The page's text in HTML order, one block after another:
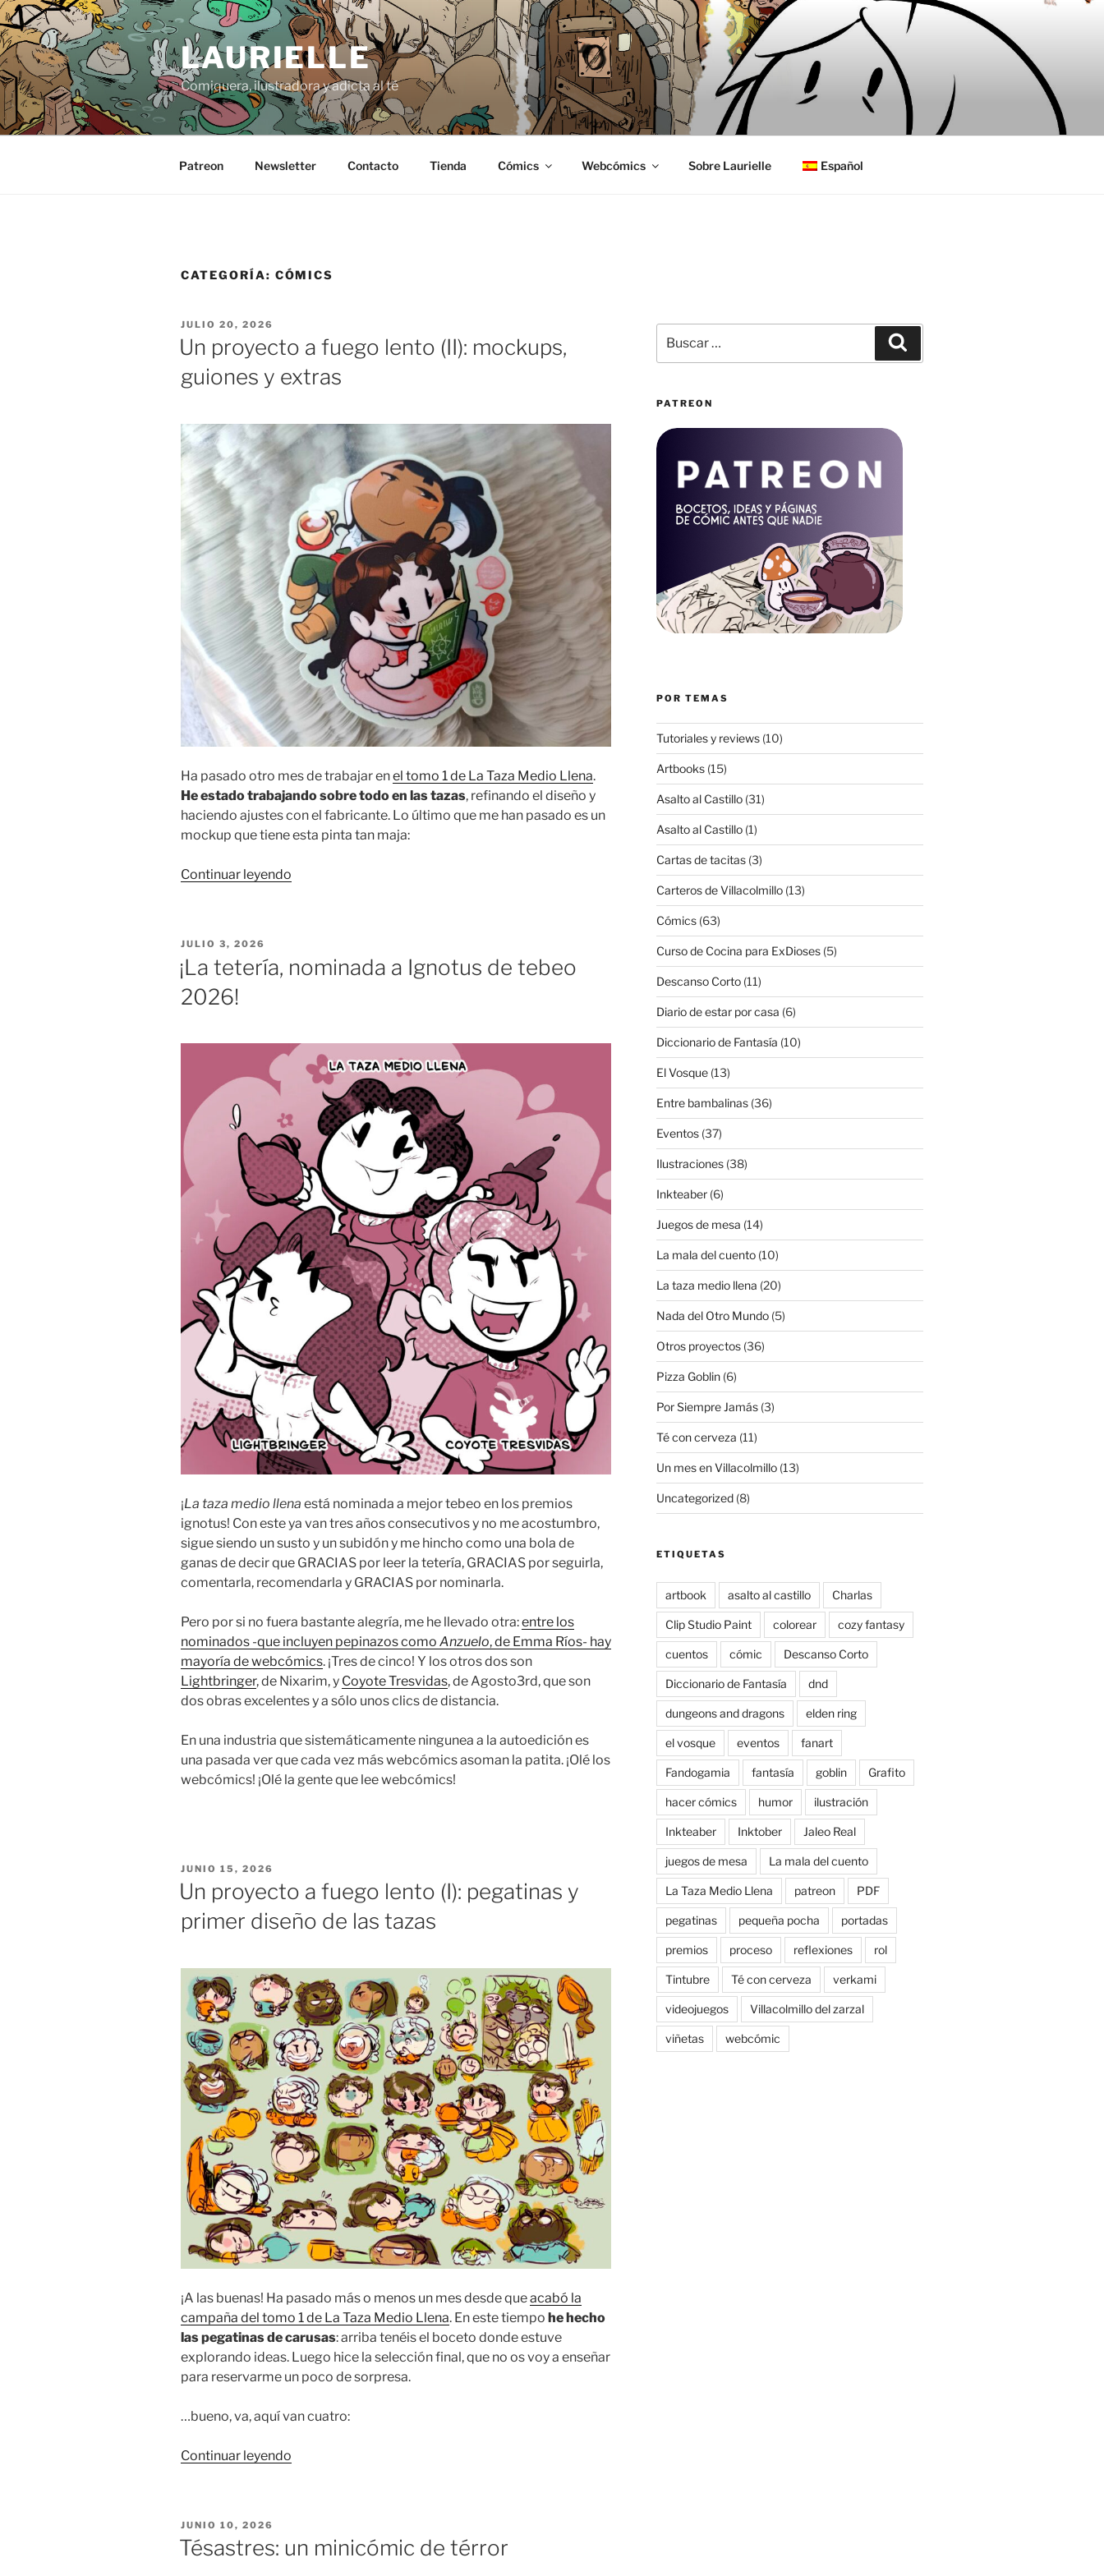
Saltar
al
contenido
LAURIELLE
Comiquera, ilustradora y adicta al té
Patreon Newsletter Contacto Tienda Cómics Webcómics Sobre Laurielle Español
CATEGORÍA: CÓMICS
PUBLICADO
EL
JULIO 20, 2026
Un proyecto a fuego lento (II): mockups,
guiones y extras
Ha pasado otro mes de trabajar enel tomo 1 de La Taza Medio Llena.
He estado trabajando sobre todo en las tazas, refinando el diseño y
haciendo ajustes con el fabricante. Lo último que me han pasado es un
mockup que tiene esta pinta tan maja:
Continuar leyendo
(II):
extras»
PUBLICADO
EL
JULIO 3, 2026
¡La tetería, nominada a Ignotus de tebeo
2026!
¡La taza medio llena está nominada a mejor tebeo en los premios
ignotus! Con este ya van tres años consecutivos y no me acostumbro,
sigue siendo un susto y un subidón y me hincho como una bola de
ganas de decir que GRACIAS por leer la tetería, GRACIAS por seguirla,
comentarla, recomendarla y GRACIAS por nominarla.
Pero por si no fuera bastante alegría, me he llevado otra:entre los
nominados -que incluyen pepinazos como Anzuelo, de Emma Ríos- hay
mayoría de webcómics. ¡Tres de cinco! Y los otros dos son
Lightbringer, de Nixarim, y Coyote Tresvidas, de Agosto3rd, que son
dos obras excelentes y a sólo unos clics de distancia.
En una industria que sistemáticamente ningunea a la autoedición es
una pasada ver que cada vez más webcómics asoman la patita. ¡Olé los
webcómics! ¡Olé la gente que lee webcómics!
PUBLICADO
EL
JUNIO 15, 2026
Un proyecto a fuego lento (I): pegatinas y
primer diseño de las tazas
¡A las buenas! Ha pasado más o menos un mes desde queacabó la
campaña del tomo 1 de La Taza Medio Llena. En este tiempo he hecho
las pegatinas de carusas: arriba tenéis el boceto donde estuve
explorando ideas. Luego hice la selección final, que no os voy a enseñar
para reservarme un poco de sorpresa.
…bueno, va, aquí van cuatro:
Continuar leyendo
(I):
PUBLICADO
EL
JUNIO 10, 2026
Tésastres: un minicómic de térror
por:
PATREON
POR TEMAS
Tutoriales y reviews(10)
Artbooks(15)
Asalto al Castillo(31)
Asalto al Castillo(1)
Cartas de tacitas(3)
Carteros de Villacolmillo(13)
Cómics(63)
Curso de Cocina para ExDioses(5)
Descanso Corto(11)
Diario de estar por casa (6)
Diccionario de Fantasía (10)
El Vosque(13)
Entre bambalinas(36)
Eventos(37)
Ilustraciones(38)
Inkteaber(6)
Juegos de mesa (14)
La mala del cuento(10)
La taza medio llena (20)
Nada del Otro Mundo(5)
Otros proyectos(36)
Pizza Goblin(6)
Por Siempre Jamás(3)
Té con cerveza (11)
Un mes en Villacolmillo(13)
Uncategorized(8)
ETIQUETAS
artbook asalto al castillo Charlas
Clip Studio Paint colorear cozy fantasy
cuentos cómic Descanso Corto
Diccionario de Fantasía dnd
dungeons and dragons elden ring
el vosque eventos fanart
Fandogamia fantasía goblin Grafito
hacer cómics humor ilustración
Inkteaber Inktober Jaleo Real
juegos de mesa La mala del cuento
La Taza Medio Llena patreon PDF
pegatinas pequeña pocha portadas
premios proceso reflexiones rol
Tintubre Té con cerveza verkami
videojuegos Villacolmillo del zarzal
viñetas webcómic